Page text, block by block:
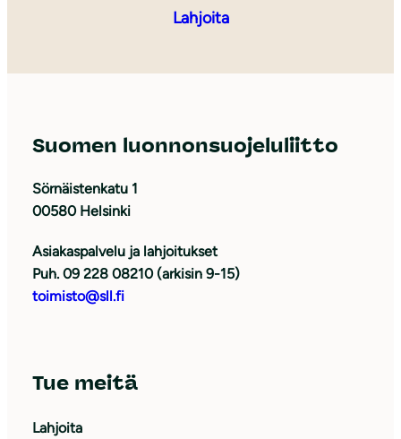
Lahjoita
Suomen luonnonsuojeluliitto
Sörnäistenkatu 1
00580 Helsinki
Asiakaspalvelu ja lahjoitukset
Puh. 09 228 08210 (arkisin 9-15)
toimisto@sll.fi
Tue meitä
Lahjoita